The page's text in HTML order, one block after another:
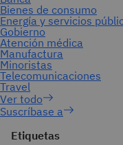
Suscríbase a
Etiquetas